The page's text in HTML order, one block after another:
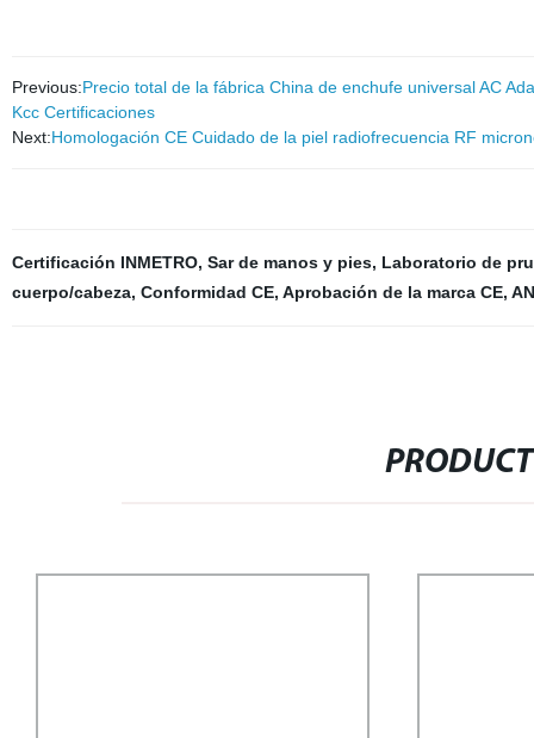
Previous:Precio total de la fábrica China de enchufe universal AC
Kcc Certificaciones
Next:Homologación CE Cuidado de la piel radiofrecuencia RF
Certificación INMETRO, Sar de manos y pies, Laboratorio de
cuerpo/cabeza, Conformidad CE, Aprobación de la marca CE,